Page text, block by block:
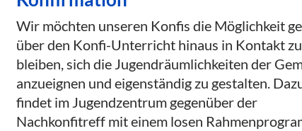
Wir möchten unseren Konfis die Möglichkeit
über den Konfi-Unterricht hinaus in Kontakt zu
bleiben, sich die Jugendräumlichkeiten der
anzueignen und eigenständig zu gestalten.
findet im Jugendzentrum gegenüber der
Nachkonfitreff mit einem losen